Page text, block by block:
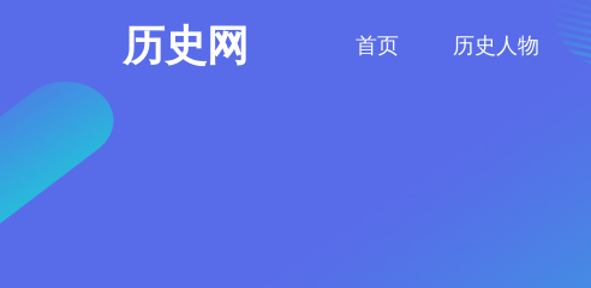
历史网 首页 历史人物